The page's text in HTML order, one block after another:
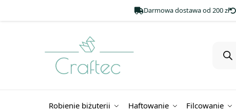
Darmowa dostawa od 200 zł
Robienie biżuterii Haftowanie Filcowanie